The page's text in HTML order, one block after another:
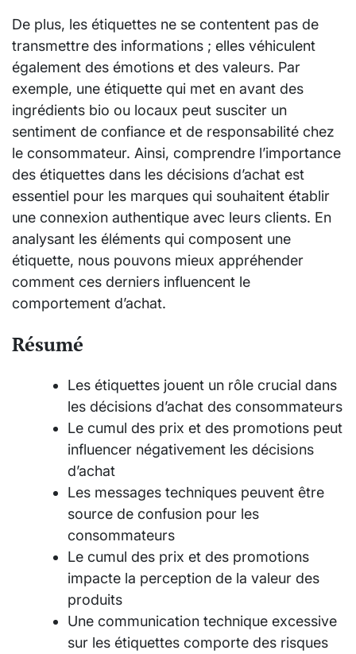
De plus, les étiquettes ne se contentent pas de
transmettre des informations ; elles véhiculent
également des émotions et des valeurs. Par
exemple, une étiquette qui met en avant des
ingrédients bio ou locaux peut susciter un
sentiment de confiance et de responsabilité chez
le consommateur. Ainsi, comprendre l’importance
des étiquettes dans les décisions d’achat est
essentiel pour les marques qui souhaitent établir
une connexion authentique avec leurs clients. En
analysant les éléments qui composent une
étiquette, nous pouvons mieux appréhender
comment ces derniers influencent le
comportement d’achat.
Résumé
Les étiquettes jouent un rôle crucial dans
les décisions d’achat des consommateurs
Le cumul des prix et des promotions peut
influencer négativement les décisions
d’achat
Les messages techniques peuvent être
source de confusion pour les
consommateurs
Le cumul des prix et des promotions
impacte la perception de la valeur des
produits
Une communication technique excessive
sur les étiquettes comporte des risques